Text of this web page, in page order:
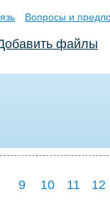
Вопросы и
файлы
9 10 11 12